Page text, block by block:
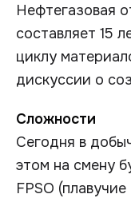
Нефтегазовая
составляет 15
циклу
дискуссии о
Сложности
Сегодня в
этом на смену
FPSO